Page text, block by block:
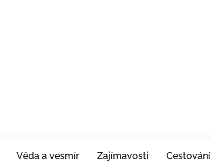
Věda a vesmír Zajímavosti Cestování